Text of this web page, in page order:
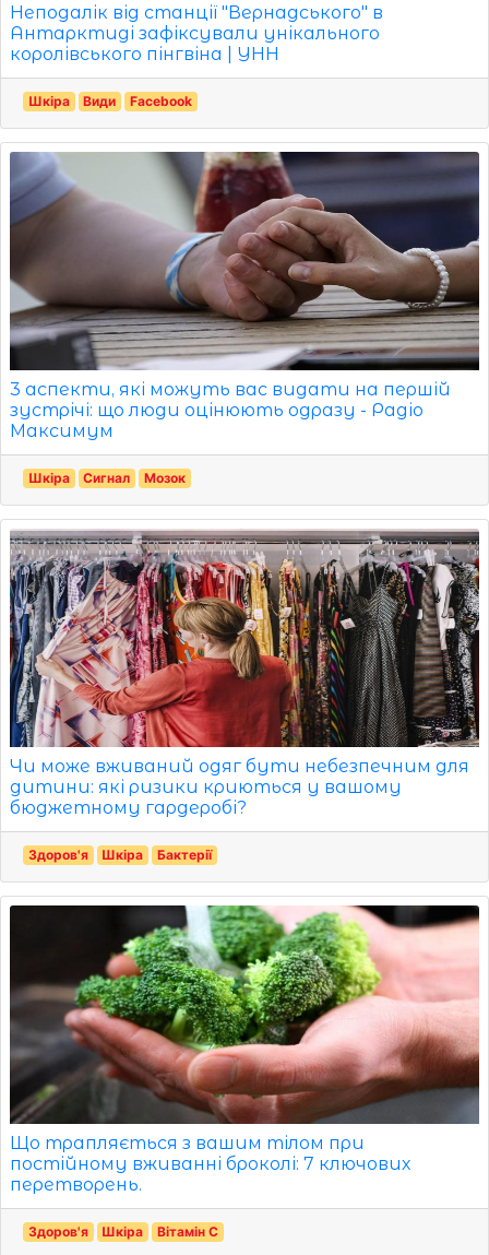
Неподалік від станції "Вернадського" в
Антарктиді зафіксували унікального
королівського пінгвіна | УНН
Шкіра Види Facebook
3 аспекти, які можуть вас видати на першій
зустрічі: що люди оцінюють одразу - Радіо
Максимум
Шкіра Сигнал Мозок
Чи може вживаний одяг бути небезпечним для
дитини: які ризики криються у вашому
бюджетному гардеробі?
Здоров'я Шкіра Бактерії
Що трапляється з вашим тілом при
постійному вживанні броколі: 7 ключових
перетворень.
Здоров'я Шкіра Вітамін С